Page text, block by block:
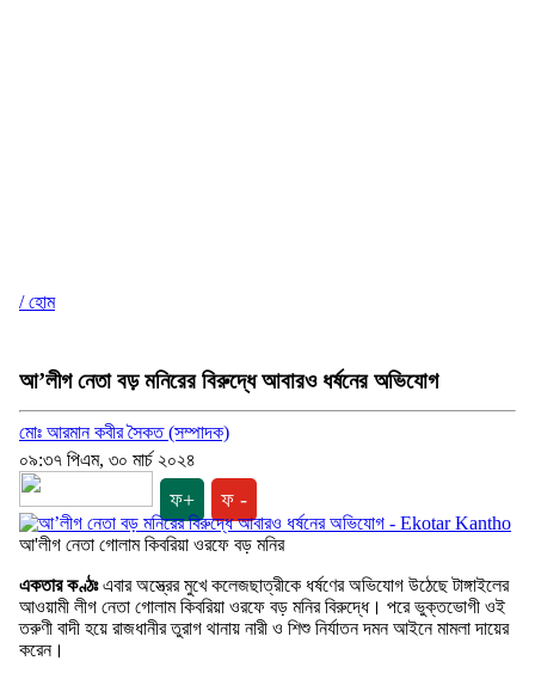
/ হোম
আ’লীগ নেতা বড় মনিরের বিরুদ্ধে আবারও ধর্ষনের অভিযোগ
মোঃ আরমান কবীর সৈকত (সম্পাদক)
০৯:৩৭ পিএম, ৩০ মার্চ ২০২৪
ফ+ ফ -
আ'লীগ নেতা গোলাম কিবরিয়া ওরফে বড় মনির
একতার কণ্ঠঃএবার অস্ত্রের মুখে কলেজছাত্রীকে ধর্ষণের অভিযোগ উঠেছে টাঙ্গাইলের
আওয়ামী লীগ নেতা গোলাম কিবরিয়া ওরফে বড় মনির বিরুদ্ধে। পরে ভুক্তভোগী ওই
তরুণী বাদী হয়ে রাজধানীর তুরাগ থানায় নারী ও শিশু নির্যাতন দমন আইনে মামলা দায়ের
করেন।